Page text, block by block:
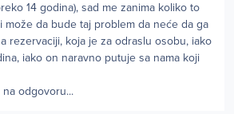
14 godina), sad me zanima koliko to
može da bude taj problem da neće da ga
rezervaciji, koja je za odraslu osobu, iako
iako on naravno putuje sa nama koji
odgovoru...